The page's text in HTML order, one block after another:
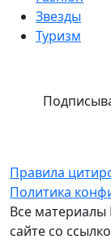
Звезды
Туризм
Правила
Политика
Все материалы
сайте со